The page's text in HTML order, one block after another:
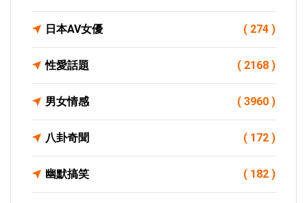
日本AV女優 ( 274 )
性愛話題 ( 2168 )
男女情感 ( 3960 )
八卦奇聞 ( 172 )
幽默搞笑 ( 182 )